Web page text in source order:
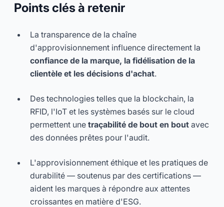
Points clés à retenir
La transparence de la chaîne
d'approvisionnement influence directement la
confiance de la marque, la fidélisation de la
clientèle et les décisions d'achat.
Des technologies telles que la blockchain, la
RFID, l'IoT et les systèmes basés sur le cloud
permettent une traçabilité de bout en bout avec
des données prêtes pour l'audit.
L'approvisionnement éthique et les pratiques de
durabilité — soutenus par des certifications —
aident les marques à répondre aux attentes
croissantes en matière d'ESG.